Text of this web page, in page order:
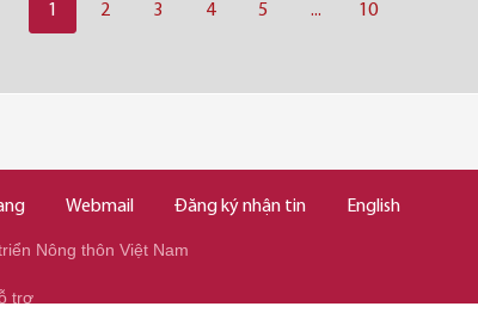
1 2 3 4 5 ... 10
Webmail Đăng ký nhận tin English
Nông thôn Việt Nam
trợ